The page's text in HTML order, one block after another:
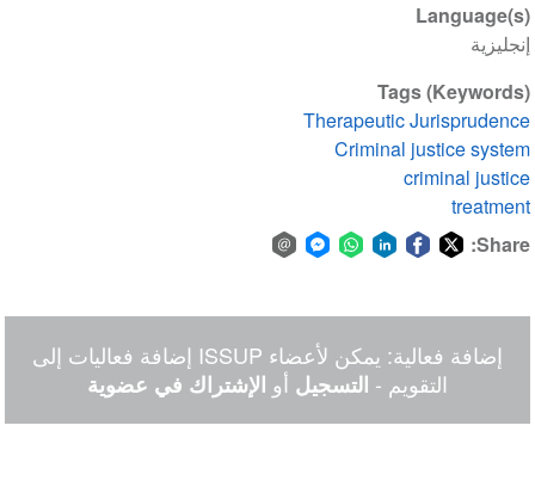
Language(s)
إنجليزية
Tags (Keywords)
Therapeutic Jurisprudence
Criminal justice system
criminal justice
treatment
Share:
WhatsApp
Facebook
Messenger
إضافة فعالية: يمكن لأعضاء ISSUP إضافة فعاليات إلى
التقويم - التسجيل أو الإشتراك في عضوية